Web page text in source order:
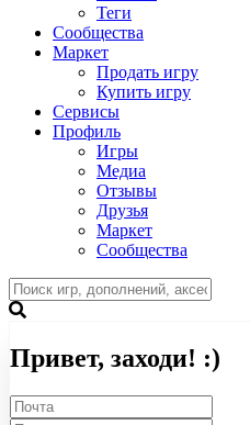
Теги
Сообщества
Маркет
Продать игру
Купить игру
Сервисы
Профиль
Игры
Медиа
Отзывы
Друзья
Маркет
Сообщества
Привет, заходи! :)